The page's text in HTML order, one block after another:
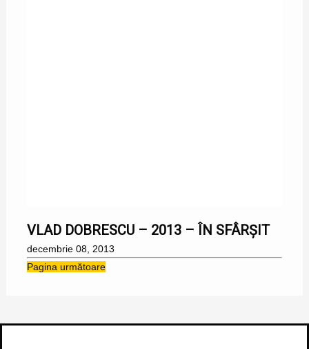
VLAD DOBRESCU – 2013 – ÎN SFÂRȘIT
decembrie 08, 2013
Pagina următoare